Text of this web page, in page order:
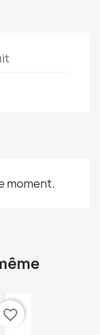
moment.
favorite_border